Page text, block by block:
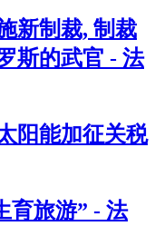
新制裁, 制裁
斯的武官 - 法
阳能加征关税
育旅游” - 法